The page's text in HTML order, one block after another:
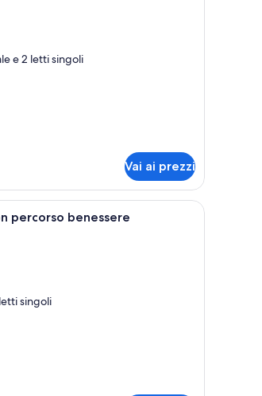
e 2 letti singoli
Vai ai prezzi
Una camera d'albergo con un letto grande,
percorso benessere
singoli